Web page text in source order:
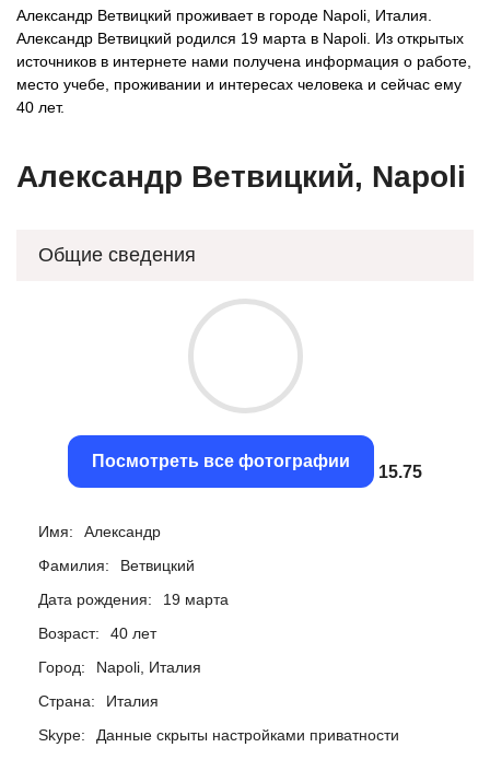
Александр Ветвицкий проживает в городе Napoli, Италия.
Александр Ветвицкий родился 19 марта в Napoli. Из открытых
источников в интернете нами получена информация о работе,
место учебе, проживании и интересах человека и сейчас ему
40 лет.
Александр Ветвицкий, Napoli
Общие сведения
Посмотреть все фотографии
15.42
Имя:
Александр
Фамилия:
Ветвицкий
Дата рождения:
19 марта
Возраст:
40 лет
Город:
Napoli, Италия
Страна:
Италия
Skype:
Данные скрыты настройками приватности